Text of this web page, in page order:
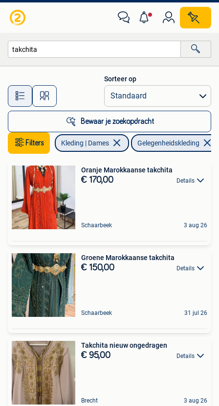
Alle afstanden…
Sorteer op
Bewaar je zoekopdracht
Filters Kleding | Dames Gelegenheidskleding
Oranje Marokkaanse takchita
€ 170,00 Details
Schaarbeek 3 aug 26
Groene Marokkaanse takchita
€ 150,00 Details
Schaarbeek 31 jul 26
Takchita nieuw ongedragen
€ 95,00 Details
Brecht 3 aug 26